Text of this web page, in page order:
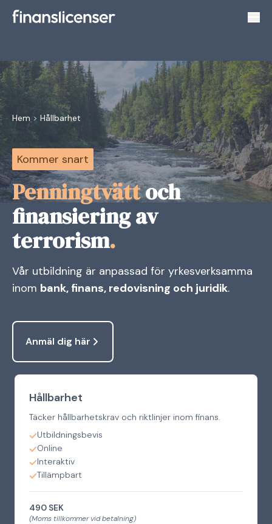
Hem > Hållbarhet
Kommer snart
Penningtvättoch
finansiering av
terrorism.
Vår utbildning är anpassad för yrkesverksamma
inom bank, finans, redovisning och juridik.
Anmäl dig här
Hållbarhet
Täcker hållbarhetskrav och riktlinjer inom finans.
Utbildningsbevis
Online
Interaktiv
Tillämpbart
490 SEK
(Moms tillkommer vid betalning)